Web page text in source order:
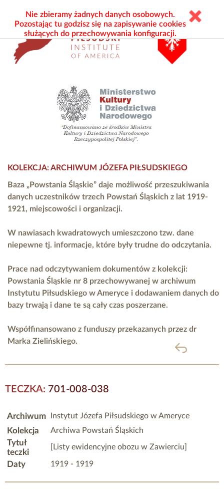
KOLEKCJA: ARCHIWUM JÓZEFA PIŁSUDSKIEGO
Baza „Powstania Śląskie” daje możliwość przeszukiwania
danych uczestników trzech Powstań Śląskich z lat 1919-
1921, miejscowości i organizacji.
W nawiasach kwadratowych umieszczono tzw. dane
niepewne tj. informacje, które były trudne do odczytania.
Prace nad odczytywaniem dokumentów z kolekcji:
Powstania Śląskie nr 8 przechowywanej w archiwum
Instytutu Piłsudskiego w Ameryce i dodawaniem danych do
bazy trwają i dane te są cały czas poszerzane.
Współfinansowano z funduszy przekazanych przez dr
Marka Zielińskiego.
powrót
TECZKA: 701-008-038
Archiwum Instytut Józefa Piłsudskiego w Ameryce
Kolekcja Archiwa Powstań Śląskich
Tytuł
teczki
[Listy ewidencyjne obozu w Zawierciu]
Daty 1919 - 1919
Nie zbieramy żadnych danych osobowych.
Pozostając tu godzisz się na zapisywanie cookies
służących do przechowywania konfiguracji.